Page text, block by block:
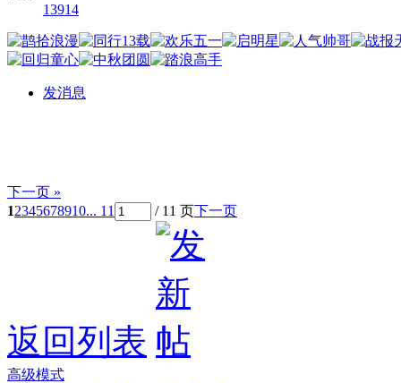
13914
发消息
下一页 »
12345678910... 11 / 11 页下一页
返回列表
高级模式